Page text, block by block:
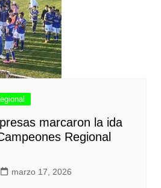
marcaron la ida
Regional
marzo 17, 2026